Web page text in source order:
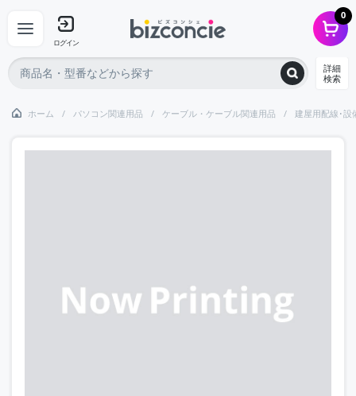
ログイン
0
詳細
検索
ホーム パソコン関連用品 ケーブル・ケーブル関連用品 建屋用配線･設